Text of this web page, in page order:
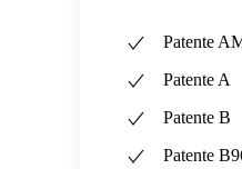
Patente
Patente A
Patente B
Patente